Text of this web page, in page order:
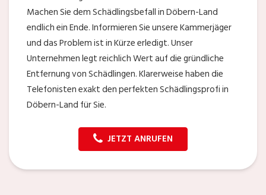
Machen Sie dem Schädlingsbefall in Döbern-Land
endlich ein Ende. Informieren Sie unsere Kammerjäger
und das Problem ist in Kürze erledigt. Unser
Unternehmen legt reichlich Wert auf die gründliche
Entfernung von Schädlingen. Klarerweise haben die
Telefonisten exakt den perfekten Schädlingsprofi in
Döbern-Land für Sie.
JETZT ANRUFEN